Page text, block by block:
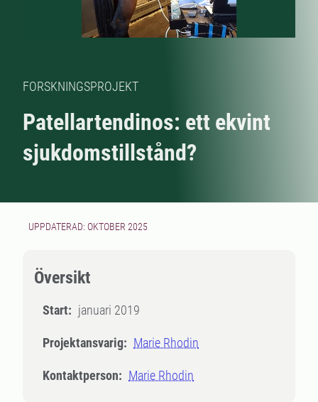
FORSKNINGSPROJEKT
Patellartendinos: ett ekvint
sjukdomstillstånd?
UPPDATERAD: OKTOBER 2025
Översikt
Start: januari 2019
Projektansvarig: Marie Rhodin
Kontaktperson: Marie Rhodin